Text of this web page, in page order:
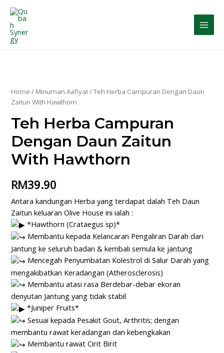
Home / Minuman Aafiyat/ Teh Herba Campuran Dengan Daun
Zaitun With Hawthorn
Teh Herba Campuran
Dengan Daun Zaitun
With Hawthorn
RM39.90
Antara kandungan Herba yang terdapat dalah Teh Daun
Zaitun keluaran Olive House ini ialah :
*Hawthorn (Crataegus sp)*
Membantu kepada Kelancaran Pengaliran Darah dari
Jantung ke seluruh badan & kembali semula ke jantung
Mencegah Penyumbatan Kolestrol di Salur Darah yang
mengakibatkan Keradangan (Atherosclerosis)
Membantu atasi rasa Berdebar-debar ekoran
denyutan Jantung yang tidak stabil
*Juniper Fruits*
Sesuai kepada Pesakit Gout, Arthritis; dengan
membantu rawat keradangan dan kebengkakan
Membantu rawat Cirit Birit